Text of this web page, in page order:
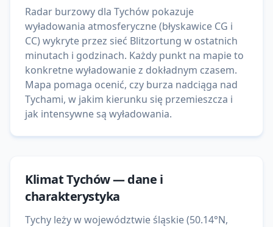
Radar burzowy dla Tychów pokazuje
wyładowania atmosferyczne (błyskawice CG i
CC) wykryte przez sieć Blitzortung w ostatnich
minutach i godzinach. Każdy punkt na mapie to
konkretne wyładowanie z dokładnym czasem.
Mapa pomaga ocenić, czy burza nadciąga nad
Tychami, w jakim kierunku się przemieszcza i
jak intensywne są wyładowania.
KlimatTychów— dane i
charakterystyka
Tychy leży w województwie śląskie (50.14°N,